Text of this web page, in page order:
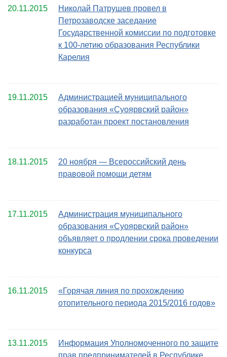
20.11.2015
Николай Патрушев провел в
Петрозаводске заседание
Государственной комиссии по подготовке
к 100-летию образования Республики
Карелия
19.11.2015
Администрацией муниципального
образования «Суоярвский район»
разработан проект постановления
18.11.2015
20 ноября — Всероссийский день
правовой помощи детям
17.11.2015
Администрация муниципального
образования «Суоярвский район»
объявляет о продлении срока проведении
конкурса
16.11.2015
«Горячая линия по прохождению
отопительного периода 2015/2016 годов»
13.11.2015
Информация Уполномоченного по защите
прав предпринимателей в Республике